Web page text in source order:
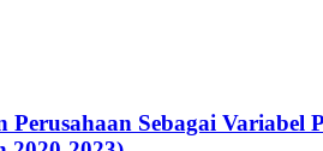
Sebagai Variabel